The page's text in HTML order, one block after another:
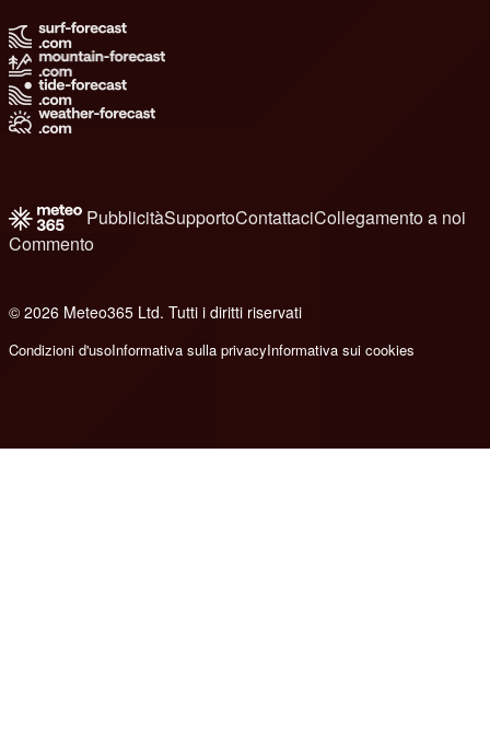
PubblicitàSupportoContattaciCollegamento a noi
Commento
© 2026 Meteo365 Ltd. Tutti i diritti riservati
Condizioni d'usoInformativa sulla privacyInformativa sui cookies